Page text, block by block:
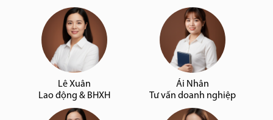
Lê Xuân
Lao động & BHXH
Ái Nhân
Tư vấn doanh nghiệp